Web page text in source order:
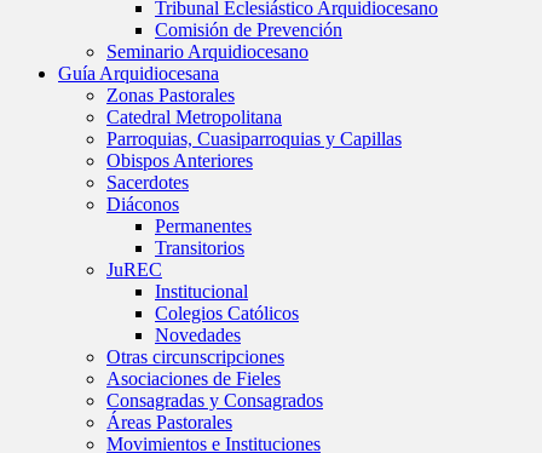
Tribunal Eclesiástico Arquidiocesano
Comisión de Prevención
Seminario Arquidiocesano
Guía Arquidiocesana
Zonas Pastorales
Catedral Metropolitana
Parroquias, Cuasiparroquias y Capillas
Obispos Anteriores
Sacerdotes
Diáconos
Permanentes
Transitorios
JuREC
Institucional
Colegios Católicos
Novedades
Otras circunscripciones
Asociaciones de Fieles
Consagradas y Consagrados
Áreas Pastorales
Movimientos e Instituciones